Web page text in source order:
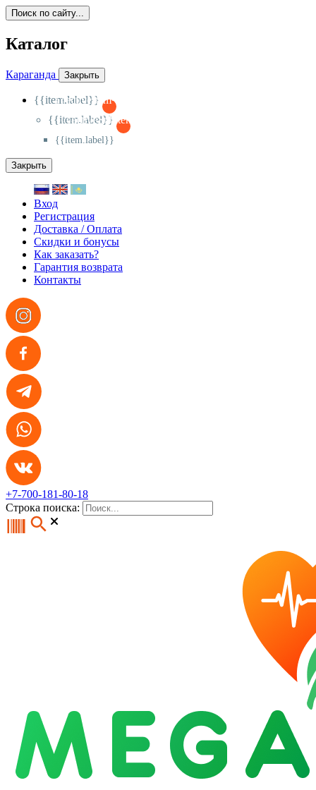
Поиск по сайту...
Каталог
Караганда Закрыть
{{item.label}}
{{activeItem==item.id?'-
{{item.label}}
{{activeSubitem==item.id?'-
{{item.label}}
Закрыть
Вход
Регистрация
Доставка / Оплата
Скидки и бонусы
Как заказать?
Гарантия возврата
Контакты
+7-700-181-80-18
Строка поиска: